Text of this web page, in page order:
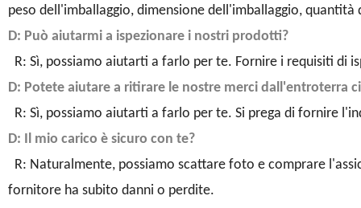
peso dell'imballaggio, dimensione dell'imballaggio,
D: Può aiutarmi a ispezionare i nostri prodotti?
R: Sì, possiamo aiutarti a farlo per te. Fornire i requisiti di
D: Potete aiutare a ritirare le nostre merci dall'entroterra
R: Sì, possiamo aiutarti a farlo per te. Si prega di fornire
D: Il mio carico è sicuro con te?
R: Naturalmente, possiamo scattare foto e comprare
fornitore ha subito danni o perdite.